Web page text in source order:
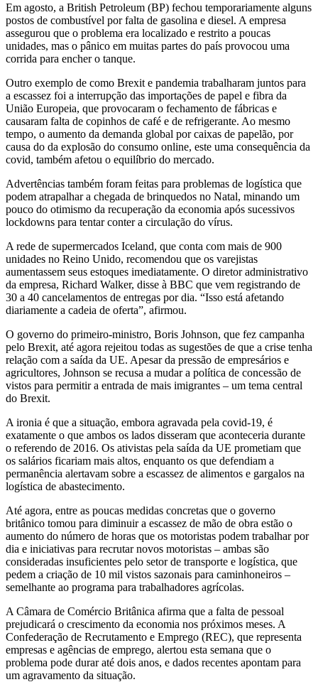
Em agosto, a British Petroleum (BP) fechou temporariamente alguns
postos de combustível por falta de gasolina e diesel. A empresa
assegurou que o problema era localizado e restrito a poucas
unidades, mas o pânico em muitas partes do país provocou uma
corrida para encher o tanque.
Outro exemplo de como Brexit e pandemia trabalharam juntos para
a escassez foi a interrupção das importações de papel e fibra da
União Europeia, que provocaram o fechamento de fábricas e
causaram falta de copinhos de café e de refrigerante. Ao mesmo
tempo, o aumento da demanda global por caixas de papelão, por
causa do da explosão do consumo online, este uma consequência da
covid, também afetou o equilíbrio do mercado.
Advertências também foram feitas para problemas de logística que
podem atrapalhar a chegada de brinquedos no Natal, minando um
pouco do otimismo da recuperação da economia após sucessivos
lockdowns para tentar conter a circulação do vírus.
A rede de supermercados Iceland, que conta com mais de 900
unidades no Reino Unido, recomendou que os varejistas
aumentassem seus estoques imediatamente. O diretor administrativo
da empresa, Richard Walker, disse à BBC que vem registrando de
30 a 40 cancelamentos de entregas por dia. “Isso está afetando
diariamente a cadeia de oferta”, afirmou.
O governo do primeiro-ministro, Boris Johnson, que fez campanha
pelo Brexit, até agora rejeitou todas as sugestões de que a crise tenha
relação com a saída da UE. Apesar da pressão de empresários e
agricultores, Johnson se recusa a mudar a política de concessão de
vistos para permitir a entrada de mais imigrantes – um tema central
do Brexit.
A ironia é que a situação, embora agravada pela covid-19, é
exatamente o que ambos os lados disseram que aconteceria durante
o referendo de 2016. Os ativistas pela saída da UE prometiam que
os salários ficariam mais altos, enquanto os que defendiam a
permanência alertavam sobre a escassez de alimentos e gargalos na
logística de abastecimento.
Até agora, entre as poucas medidas concretas que o governo
britânico tomou para diminuir a escassez de mão de obra estão o
aumento do número de horas que os motoristas podem trabalhar por
dia e iniciativas para recrutar novos motoristas – ambas são
consideradas insuficientes pelo setor de transporte e logística, que
pedem a criação de 10 mil vistos sazonais para caminhoneiros –
semelhante ao programa para trabalhadores agrícolas.
A Câmara de Comércio Britânica afirma que a falta de pessoal
prejudicará o crescimento da economia nos próximos meses. A
Confederação de Recrutamento e Emprego (REC), que representa
empresas e agências de emprego, alertou esta semana que o
problema pode durar até dois anos, e dados recentes apontam para
um agravamento da situação.